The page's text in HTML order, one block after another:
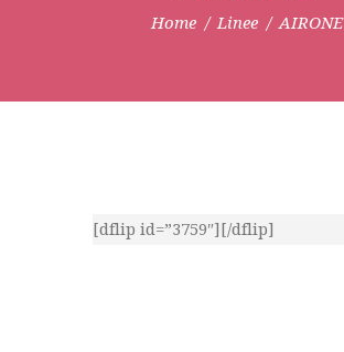
Home Linee AIRONE
[dflip id=”3759″][/dflip]